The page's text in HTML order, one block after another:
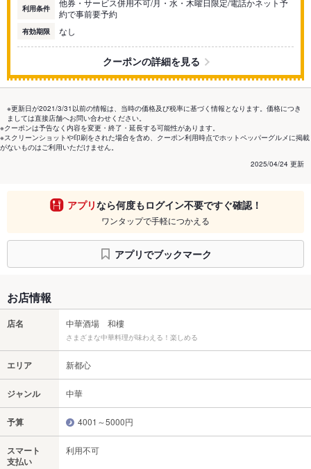
利用条件
他券・サービス併用不可/月・水・木曜日限定/電話かネット予
約で事前要予約
有効期限 なし
クーポンの詳細を見る
※更新日が2021/3/31以前の情報は、当時の価格及び税率に基づく情報となります。価格につき
ましては直接店舗へお問い合わせください。
※クーポンは予告なく内容を変更・終了・延長する可能性があります。
※スクリーンショットや印刷をされた場合を含め、クーポン利用時点でホットペッパーグルメに掲載
がないものはご利用いただけません。
2025/04/24 更新
アプリなら何度もログイン不要ですぐ確認！
ワンタップで手軽につかえる
アプリでブックマーク
お店情報
店名 中華酒場 和樓
さまざまな中華料理が味わえる！楽しめる
エリア 新都心
ジャンル 中華
予算 4001～5000円
スマート
支払い
利用不可